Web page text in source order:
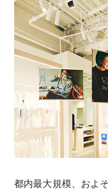
都内最大規模、およ